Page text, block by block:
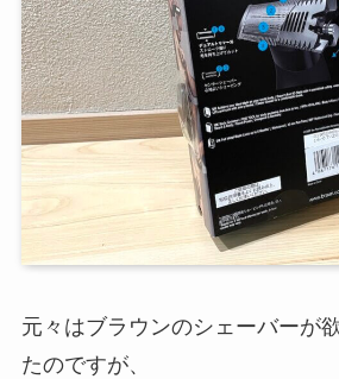
元々はブラウンのシェーバーが
たのですが、